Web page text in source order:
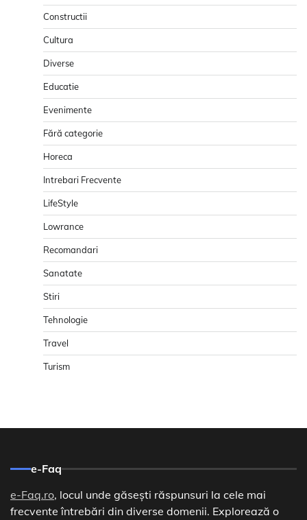
Constructii
Cultura
Diverse
Educatie
Evenimente
Fără categorie
Horeca
Intrebari Frecvente
LifeStyle
Lowrance
Recomandari
Sanatate
Stiri
Tehnologie
Travel
Turism
e-Faq
e-Faq.ro, locul unde găsești răspunsuri la cele mai
frecvente întrebări din diverse domenii. Explorează o